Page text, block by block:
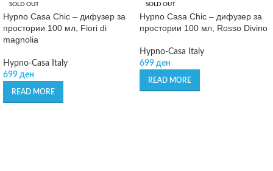
SOLD OUT
Hypno Casa Chic – дифузер за
простории 100 мл, Fiori di
magnolia
Hypno-Casa Italy
699 ден
READ MORE
SOLD OUT
Hypno Casa Chic – дифузер за
простории 100 мл, Rosso Divino
Hypno-Casa Italy
699 ден
READ MORE